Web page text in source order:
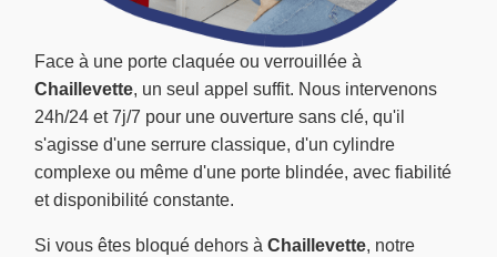
Face à une porte claquée ou verrouillée à
Chaillevette, un seul appel suffit. Nous intervenons
24h/24 et 7j/7 pour une ouverture sans clé, qu'il
s'agisse d'une serrure classique, d'un cylindre
complexe ou même d'une porte blindée, avec fiabilité
et disponibilité constante.
Si vous êtes bloqué dehors à Chaillevette, notre